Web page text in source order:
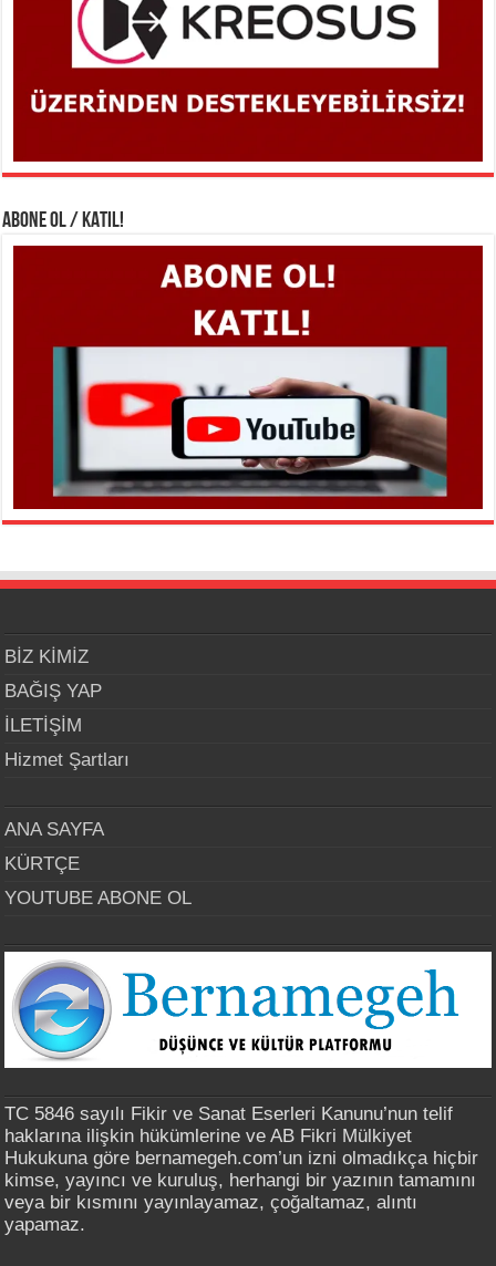
ABONE OL / KATIL!
BİZ KİMİZ
BAĞIŞ YAP
İLETİŞİM
Hizmet Şartları
ANA SAYFA
KÜRTÇE
YOUTUBE ABONE OL
TC 5846 sayılı Fikir ve Sanat Eserleri Kanunu’nun telif
haklarına ilişkin hükümlerine ve AB Fikri Mülkiyet
Hukukuna göre bernamegeh.com’un izni olmadıkça hiçbir
kimse, yayıncı ve kuruluş, herhangi bir yazının tamamını
veya bir kısmını yayınlayamaz, çoğaltamaz, alıntı
yapamaz.